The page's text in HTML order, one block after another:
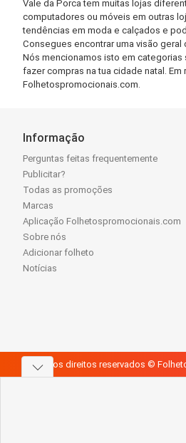
Vale da Porca tem muitas lojas
computadores ou móveis em outras
tendências em moda e calçados e
Consegues encontrar uma visão
Nós mencionamos isto em
fazer compras na tua cidade natal.
Folhetospromocionais.com.
Informação
Perguntas feitas frequentemente
Publicitar?
Todas as promoções
Marcas
Aplicação Folhetospromocionais.com
Sobre nós
Adicionar folheto
Notícias
Todos os direitos reservados ©